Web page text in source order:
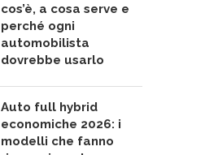
cos’è, a cosa serve e
perché ogni
automobilista
dovrebbe usarlo
Auto full hybrid
economiche 2026: i
modelli che fanno